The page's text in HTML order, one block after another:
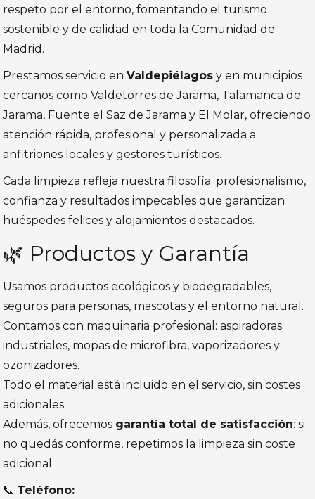
respeto por el entorno, fomentando el turismo
sostenible y de calidad en toda la Comunidad de
Madrid.
Prestamos servicio enValdepiélagos y en municipios
cercanos como Valdetorres de Jarama, Talamanca de
Jarama, Fuente el Saz de Jarama y El Molar, ofreciendo
atención rápida, profesional y personalizada a
anfitriones locales y gestores turísticos.
Cada limpieza refleja nuestra filosofía: profesionalismo,
confianza y resultados impecables que garantizan
huéspedes felices y alojamientos destacados.
🌿 Productos y Garantía
Usamos productos ecológicos y biodegradables,
seguros para personas, mascotas y el entorno natural.
Contamos con maquinaria profesional: aspiradoras
industriales, mopas de microfibra, vaporizadores y
ozonizadores.
Todo el material está incluido en el servicio, sin costes
adicionales.
Además, ofrecemos garantía total de satisfacción: si
no quedás conforme, repetimos la limpieza sin coste
adicional.
📞 Teléfono: